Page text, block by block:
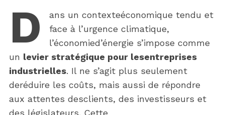
D
ans un contexteéconomique tendu et
face à l’urgence climatique,
l’économied’énergie s’impose comme
un levier stratégique pour lesentreprises
industrielles. Il ne s’agit plus seulement
deréduire les coûts, mais aussi de répondre
aux attentes desclients, des investisseurs et
des législateurs. Cette